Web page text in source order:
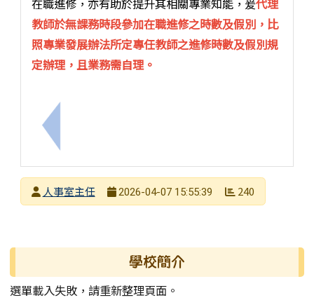
上一筆：受僱者同時撫育子女2人以上者，申請未滿
在職進修，亦有助於提升其相關專業知能，爰代理
教師於無課務時段參加在職進修之時數及假別，比
照專業發展辦法所定專任教師之進修時數及假別規
定辦理，且業務需自理。
發布者人事室主任
2026-04-07 15:55:39 240
左邊區域內容 學校簡介
選單載入失敗，請重新整理頁面。